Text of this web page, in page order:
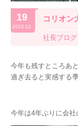
19
2023-12
コリオン
社長ブログ
今年も残すところあ
過ぎ去ると実感する
今年は4年ぶりに会社